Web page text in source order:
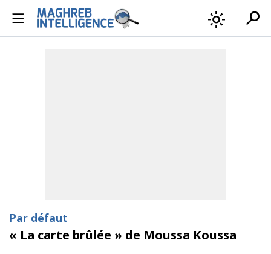
light_mode search
Par défaut
« La carte brûlée » de Moussa Koussa